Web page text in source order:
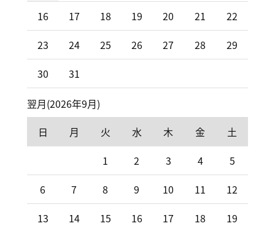
16
17 18 19 20 21
22
23
24 25 26 27 28
29
30
31
翌月(2026年9月)
日
月 火 水 木 金
土
1
2 3 4
5
6
7 8 9 10 11
12
13
14 15 16 17 18
19